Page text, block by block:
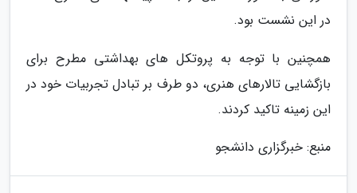
در این نشست بود.
همچنین با توجه به پروتکل های بهداشتی مطرح برای
بازگشایی تالارهای هنری، دو طرف بر تبادل تجربیات خود در
این زمینه تاکید کردند.
منبع: خبرگزاری دانشجو